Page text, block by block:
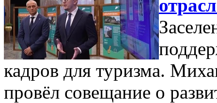
кадров для туризма.
провёл совещание о